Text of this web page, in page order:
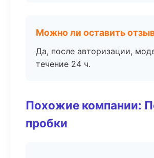
Можно ли оставить
Да, после авторизации,
течение 24 ч.
Похожие компании:
пробки